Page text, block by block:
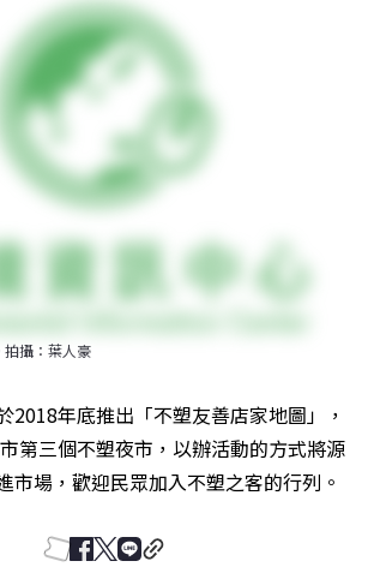
拍攝：葉人豪
2018年底推出「不塑友善店家地圖」，
第三個不塑夜市，以辦活動的方式將源
市場，歡迎民眾加入不塑之客的行列。